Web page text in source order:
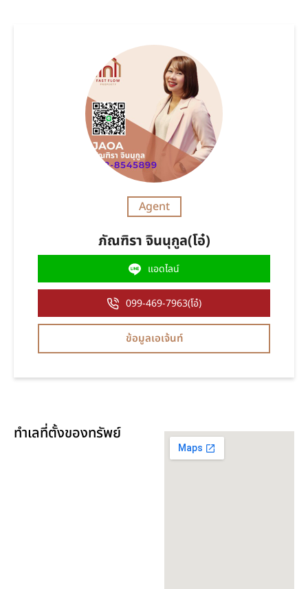
Agent
ภัณฑิรา จินนุกูล(โอ๋)
แอดไลน์
099-469-7963(โอ๋)
ข้อมูลเอเจ้นท์
ทำเลที่ตั้งของทรัพย์